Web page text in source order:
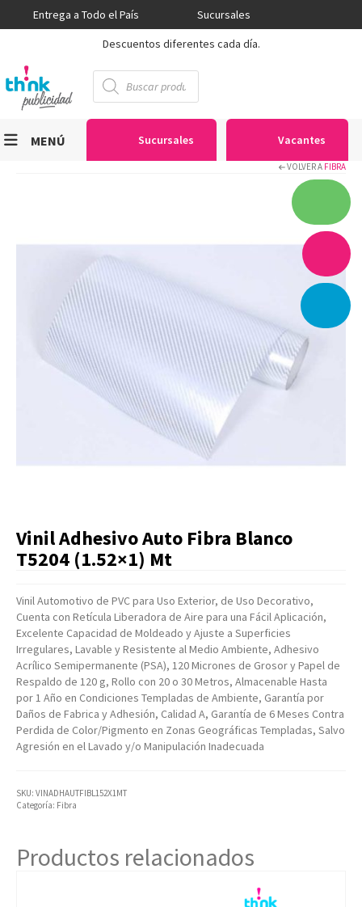
Entrega a Todo el País
Sucursales
Descuentos diferentes cada día.
Búsqueda
de
productos
Sucursales Vacantes
MENÚ
Equipos
Seguridad
Artículos Varios
Catálogos
Facturación
Listas de Precios
VOLVER A FIBRA
Vinil Adhesivo Auto Fibra Blanco
T5204 (1.52×1) Mt
Vinil Automotivo de PVC para Uso Exterior, de Uso Decorativo,
Cuenta con Retícula Liberadora de Aire para una Fácil Aplicación,
Excelente Capacidad de Moldeado y Ajuste a Superficies
Irregulares, Lavable y Resistente al Medio Ambiente, Adhesivo
Acrílico Semipermanente (PSA), 120 Micrones de Grosor y Papel de
Respaldo de 120 g, Rollo con 20 o 30 Metros, Almacenable Hasta
por 1 Año en Condiciones Templadas de Ambiente, Garantía por
Daños de Fabrica y Adhesión, Calidad A, Garantía de 6 Meses Contra
Perdida de Color/Pigmento en Zonas Geográficas Templadas, Salvo
Agresión en el Lavado y/o Manipulación Inadecuada
SKU: VINADHAUTFIBL152X1MT
Categoría: Fibra
Productos relacionados